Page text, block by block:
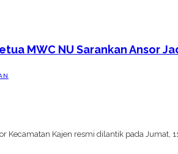
MWC NU Sarankan Ansor
Kecamatan Kajen resmi dilantik pada Jumat,